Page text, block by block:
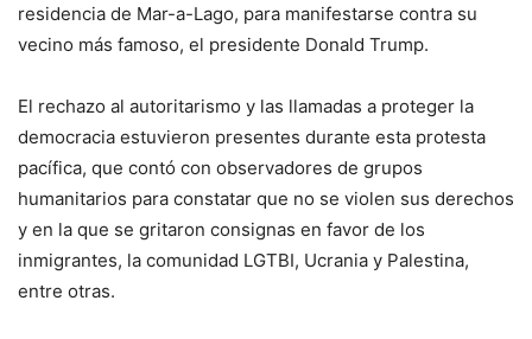
residencia de Mar-a-Lago, para manifestarse contra su
vecino más famoso, el presidente Donald Trump.
El rechazo al autoritarismo y las llamadas a proteger la
democracia estuvieron presentes durante esta protesta
pacífica, que contó con observadores de grupos
humanitarios para constatar que no se violen sus derechos
y en la que se gritaron consignas en favor de los
inmigrantes, la comunidad LGTBI, Ucrania y Palestina,
entre otras.